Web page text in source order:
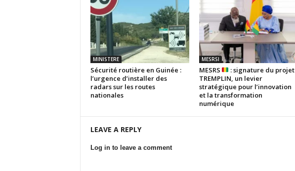
MINISTERE
Sécurité routière en Guinée :
l’urgence d’installer des
radars sur les routes
nationales
MESRSI
MESRS
: signature du projet
TREMPLIN, un levier
stratégique pour l’innovation
et la transformation
numérique
LEAVE A REPLY
Log in to leave a comment